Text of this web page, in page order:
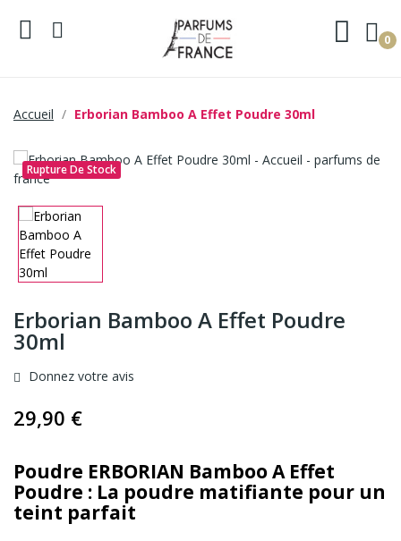
0
Accueil Erborian Bamboo A Effet Poudre 30ml
Rupture De Stock
Erborian Bamboo A Effet Poudre
30ml
Donnez votre avis
29,90 €
Poudre ERBORIAN Bamboo A Effet
Poudre : La poudre matifiante pour un
teint parfait